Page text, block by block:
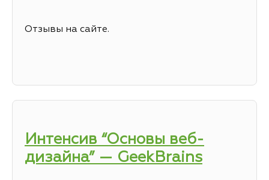
Отзывы на сайте.
Интенсив “Основы веб-
дизайна” — GeekBrains